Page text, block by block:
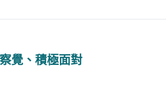
覺、積極面對